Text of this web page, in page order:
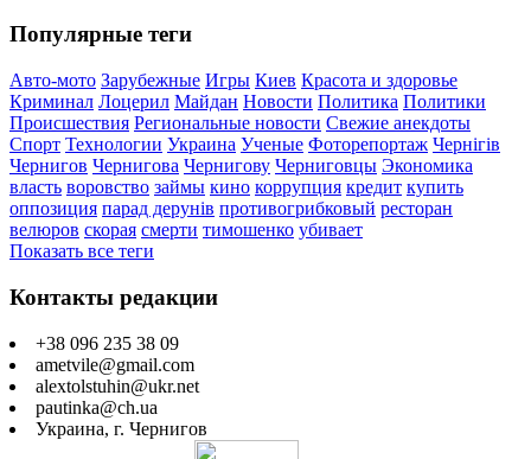
Популярные теги
Авто-мото Зарубежные Игры Киев Красота и здоровье
Криминал Лоцерил Майдан Новости Политика Политики
Происшествия Региональные новости Свежие анекдоты
Спорт Технологии Украина Ученые Фоторепортаж Чернігів
Чернигов Чернигова Чернигову Черниговцы Экономика
власть воровство займы кино коррупция кредит купить
оппозиция парад дерунів противогрибковый ресторан
велюров скорая смерти тимошенко убивает
Показать все теги
Контакты редакции
+38 096 235 38 09
ametvile@gmail.com
alextolstuhin@ukr.net
pautinka@ch.ua
Украина, г. Чернигов